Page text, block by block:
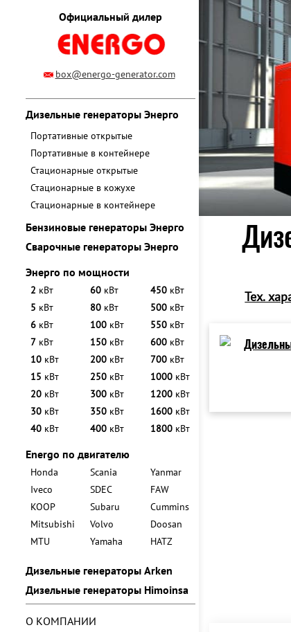
Официальный дилер
box@energo-generator.com
Дизельные генераторы Энерго
Портативные открытые
Портативные в контейнере
Стационарные открытые
Стационарные в кожухе
Стационарные в контейнере
Бензиновые генераторы Энерго
Сварочные генераторы Энерго
Энерго по мощности
2 кВт
5 кВт
6 кВт
7 кВт
10 кВт
15 кВт
20 кВт
30 кВт
40 кВт
60 кВт
80 кВт
100 кВт
150 кВт
200 кВт
250 кВт
300 кВт
350 кВт
400 кВт
450 кВт
500 кВт
550 кВт
600 кВт
700 кВт
1000 кВт
1200 кВт
1600 кВт
1800 кВт
Energo по двигателю
Honda
Iveco
KOOP
Mitsubishi
MTU
Scania
SDEC
Subaru
Volvo
Yamaha
Yanmar
FAW
Cummins
Doosan
HATZ
Дизельные генераторы Arken
Дизельные генераторы Himoinsa
О КОМПАНИИ
Тех.